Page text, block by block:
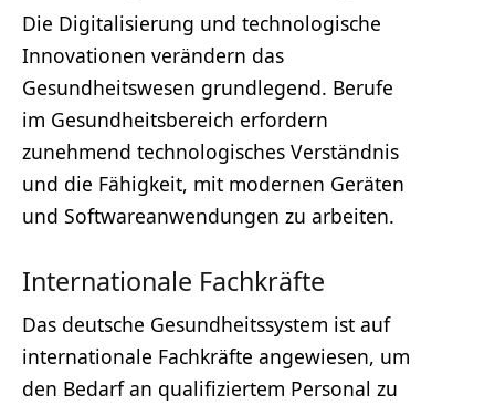
Die Digitalisierung und technologische
Innovationen verändern das
Gesundheitswesen grundlegend. Berufe
im Gesundheitsbereich erfordern
zunehmend technologisches Verständnis
und die Fähigkeit, mit modernen Geräten
und Softwareanwendungen zu arbeiten.
Internationale Fachkräfte
Das deutsche Gesundheitssystem ist auf
internationale Fachkräfte angewiesen, um
den Bedarf an qualifiziertem Personal zu